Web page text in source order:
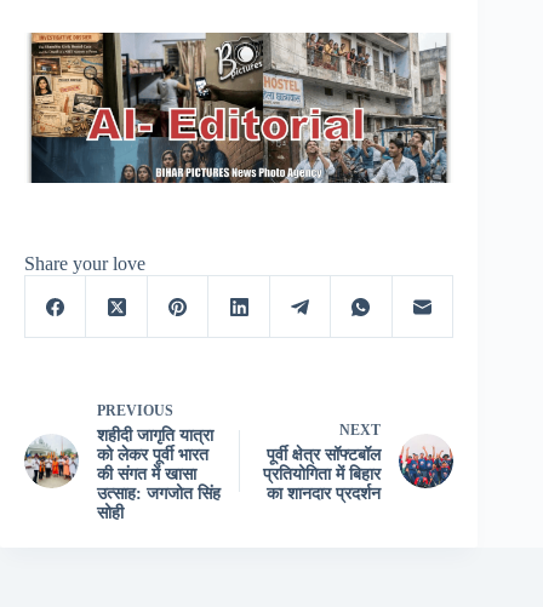
Share your love
PREVIOUS
शहीदी जागृति यात्रा
को लेकर पूर्वी भारत
की संगत में खासा
उत्साह: जगजोत सिंह
सोही
NEXT
पूर्वी क्षेत्र सॉफ्टबॉल
प्रतियोगिता में बिहार
का शानदार प्रदर्शन